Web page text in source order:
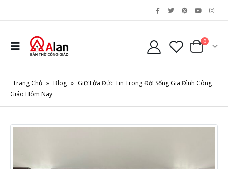
0
Trang Chủ » Blog » Giữ Lửa Đức Tin Trong Đời Sống Gia Đình Công
Giáo Hôm Nay